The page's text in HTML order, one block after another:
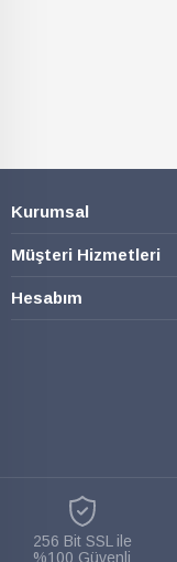
Kurumsal
Müşteri Hizmetleri
Hesabım
256 Bit SSL ile
%100 Güvenli